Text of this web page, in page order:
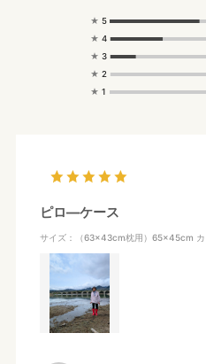
★ 5
★ 4
★ 3
★ 2
★ 1
ピロ―ケース
サイズ：（63×43cm枕用）65×45cm